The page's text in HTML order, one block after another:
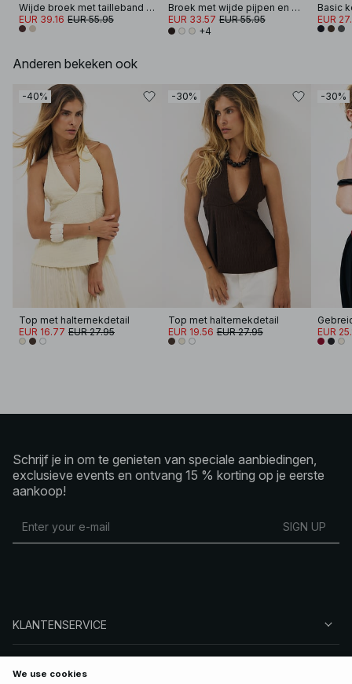
Wijde broek met tailleband van linnenmix
EUR 39.16 EUR 55.95
Broek met wijde pijpen en hoge taille
EUR 33.57 EUR 55.95
+4
Basic
EUR
Anderen bekeken ook
-40%
Top met halternekdetail
EUR 16.77 EUR 27.95
-30%
Top met halternekdetail
EUR 19.56 EUR 27.95
-30%
EUR
Schrijf je in om te genieten van speciale aanbiedingen,
exclusieve events en ontvang 15 % korting op je eerste
aankoop!
SIGN UP
KLANTENSERVICE